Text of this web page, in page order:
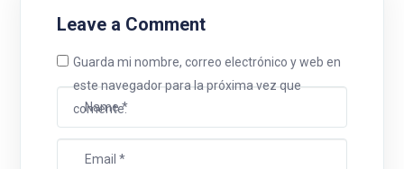
Leave a Comment
Guarda mi nombre, correo electrónico y web en
este navegador para la próxima vez que
comente.